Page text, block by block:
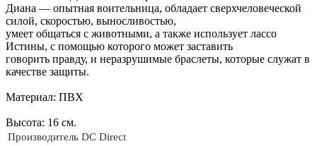
Диана — опытная воительница, обладает сверхчеловеческой
силой, скоростью, выносливостью,
умеет общаться с животными, а также использует лассо
Истины, с помощью которого может заставить
говорить правду, и неразрушимые браслеты, которые служат в
качестве защиты.
Материал: ПВХ
Высота: 16 см.
Производитель DC Direct